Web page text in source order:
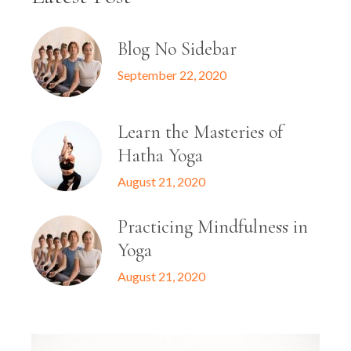
Blog No Sidebar
September 22, 2020
Learn the Masteries of
Hatha Yoga
August 21, 2020
Practicing Mindfulness in
Yoga
August 21, 2020